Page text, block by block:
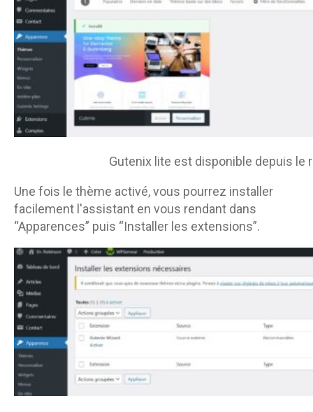
Gutenix lite est disponible depuis le
Une fois le thème activé, vous pourrez installer
facilement l'assistant en vous rendant dans
“Apparences” puis “Installer les extensions”.